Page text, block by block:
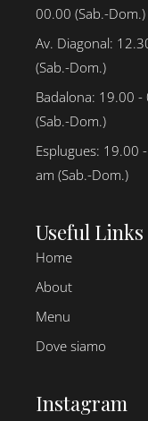
00.00 (Sab.-Dom.)
Av. Diagonal:
(Sab.-Dom.)
Badalona: 19.00
(Sab.-Dom.)
Esplugues: 19.00
am (Sab.-Dom.)
Useful Links
Home
About
Menu
Dove siamo
Instagram